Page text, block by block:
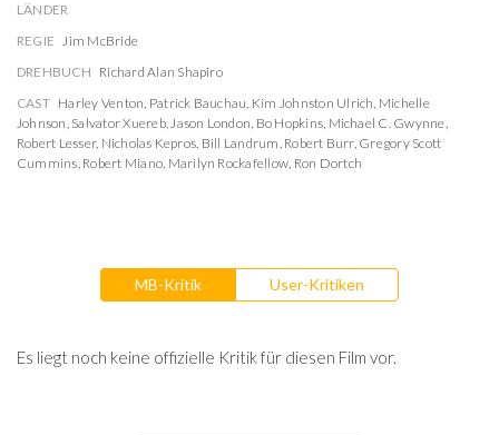
LÄNDER
REGIE Jim McBride
DREHBUCH Richard Alan Shapiro
CAST Harley Venton, Patrick Bauchau, Kim Johnston Ulrich, Michelle
Johnson, Salvator Xuereb,Jason London, Bo Hopkins, Michael C. Gwynne,
Robert Lesser, Nicholas Kepros, Bill Landrum, Robert Burr, Gregory Scott
Cummins, Robert Miano, Marilyn Rockafellow, Ron Dortch
MB-Kritik User-Kritiken
Es liegt noch keine offizielle Kritik für diesen Film vor.